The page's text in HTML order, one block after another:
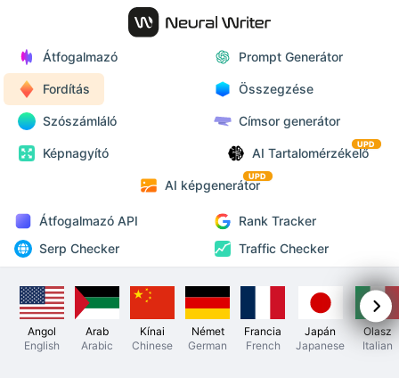
Átfogalmazó Prompt Generátor
Fordítás Összegzése
Szószámláló Címsor generátor
Képnagyító AI Tartalomérzékelő
UPD
AI képgenerátor
UPD
Átfogalmazó API
Rank Tracker
Serp Checker
Traffic Checker
Angol
English
Arab
Arabic
Kínai
Chinese
Német
German
Francia
French
Japán
Japanese
Olasz
Italian